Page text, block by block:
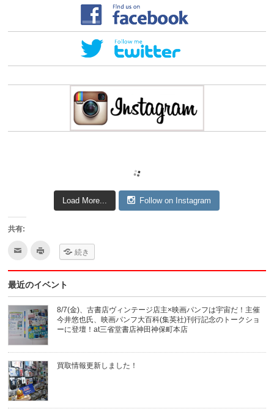
Load More... Follow on Instagram
共有:
ク
し
て
達
へ
メ
ー
ル
で
送
信
(新
し
い
ウ
ィ
ン
ド
ウ
ク
て
刷
(新
し
い
ウ
ィ
ン
ド
ウ
で
開
き
ま
す)
続き
最近のイベント
8/7(金)、古書店ヴィンテージ店主×映画パンフは宇宙だ！主催
今井悠也氏、映画パンフ大百科(集英社)刊行記念のトークショ
ーに登壇！at三省堂書店神田神保町本店
買取情報更新しました！